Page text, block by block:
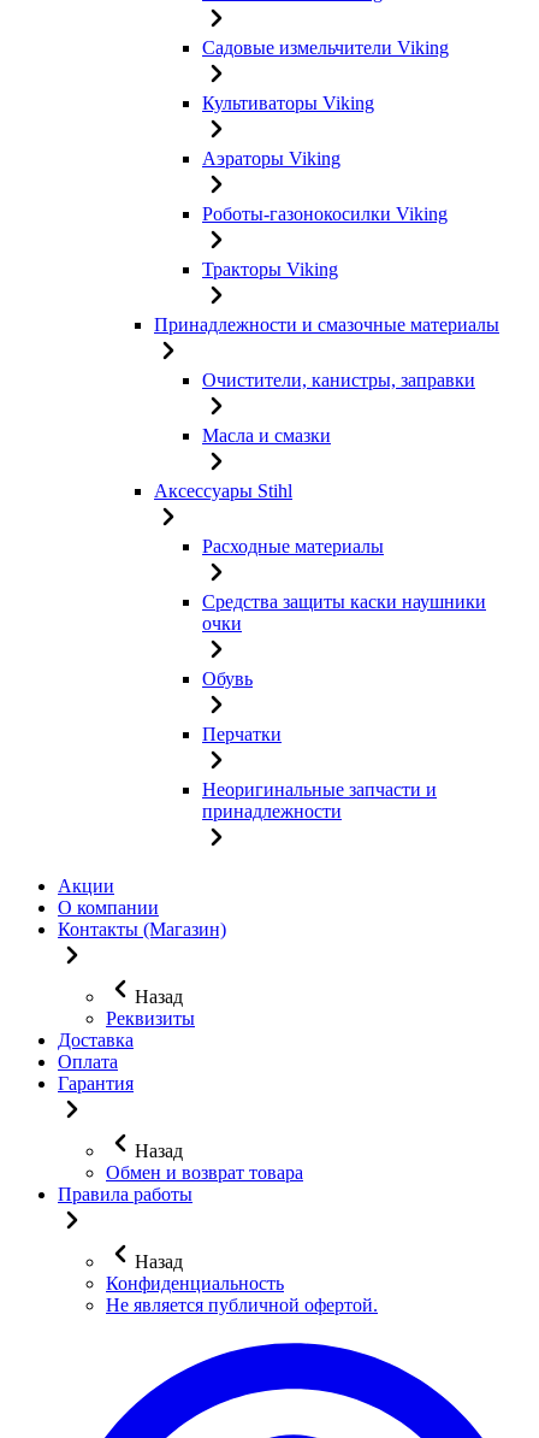
Садовые измельчители Viking
Культиваторы Viking
Аэраторы Viking
Роботы-газонокосилки Viking
Тракторы Viking
Принадлежности и смазочные материалы
Очистители, канистры, заправки
Масла и смазки
Аксессуары Stihl
Расходные материалы
Средства защиты каски наушники
очки
Обувь
Перчатки
Неоригинальные запчасти и
принадлежности
Акции
О компании
Контакты (Магазин)
Назад
Реквизиты
Доставка
Оплата
Гарантия
Назад
Обмен и возврат товара
Правила работы
Назад
Конфиденциальность
Не является публичной офертой.